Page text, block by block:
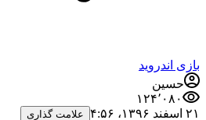
بازی اندروید
حسین
۱۲۴٬۰۸۰
۲۱ اسفند ۱۳۹۶،‏ ۴:۵۶
علامت گذاری